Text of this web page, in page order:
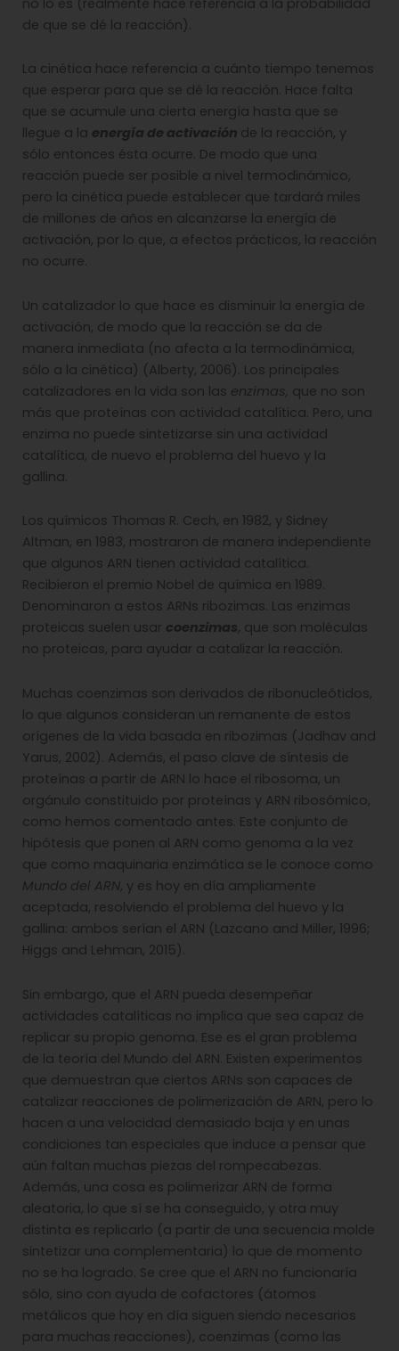
de que se dé la reacción).
La cinética hace referencia a cuánto tiempo tenemos
que esperar para que se dé la reacción. Hace falta
que se acumule una cierta energía hasta que se
llegue a la energía de activación de la reacción, y
sólo entonces ésta ocurre. De modo que una
reacción puede ser posible a nivel termodinámico,
pero la cinética puede establecer que tardará miles
de millones de años en alcanzarse la energía de
activación, por lo que, a efectos prácticos, la reacción
no ocurre.
Un catalizador lo que hace es disminuir la energía de
activación, de modo que la reacción se da de
manera inmediata (no afecta a la termodinámica,
sólo a la cinética) (Alberty, 2006). Los principales
catalizadores en la vida son las enzimas, que no son
más que proteínas con actividad catalítica. Pero, una
enzima no puede sintetizarse sin una actividad
catalítica, de nuevo el problema del huevo y la
gallina.
Los químicos Thomas R. Cech, en 1982, y Sidney
Altman, en 1983, mostraron de manera independiente
que algunos ARN tienen actividad catalítica.
Recibieron el premio Nobel de química en 1989.
Denominaron a estos ARNs ribozimas. Las enzimas
proteicas suelen usar coenzimas, que son moléculas
no proteicas, para ayudar a catalizar la reacción.
Muchas coenzimas son derivados de ribonucleótidos,
lo que algunos consideran un remanente de estos
orígenes de la vida basada en ribozimas (Jadhav and
Yarus, 2002). Además, el paso clave de síntesis de
proteínas a partir de ARN lo hace el ribosoma, un
orgánulo constituido por proteínas y ARN ribosómico,
como hemos comentado antes. Este conjunto de
hipótesis que ponen al ARN como genoma a la vez
que como maquinaria enzimática se le conoce como
Mundo del ARN, y es hoy en día ampliamente
aceptada, resolviendo el problema del huevo y la
gallina: ambos serían el ARN (Lazcano and Miller, 1996;
Higgs and Lehman, 2015).
Sin embargo, que el ARN pueda desempeñar
actividades catalíticas no implica que sea capaz de
replicar su propio genoma. Ese es el gran problema
de la teoría del Mundo del ARN. Existen experimentos
que demuestran que ciertos ARNs son capaces de
catalizar reacciones de polimerización de ARN, pero lo
hacen a una velocidad demasiado baja y en unas
condiciones tan especiales que induce a pensar que
aún faltan muchas piezas del rompecabezas.
Además, una cosa es polimerizar ARN de forma
aleatoria, lo que sí se ha conseguido, y otra muy
distinta es replicarlo (a partir de una secuencia molde
sintetizar una complementaria) lo que de momento
no se ha logrado. Se cree que el ARN no funcionaría
sólo, sino con ayuda de cofactores (átomos
metálicos que hoy en día siguen siendo necesarios
para muchas reacciones), coenzimas (como las